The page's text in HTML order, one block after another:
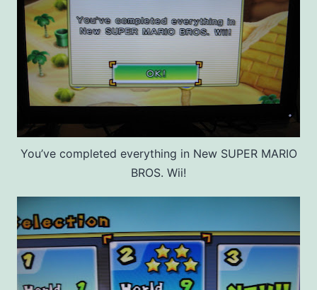
You’ve completed everything in New SUPER MARIO
BROS. Wii!